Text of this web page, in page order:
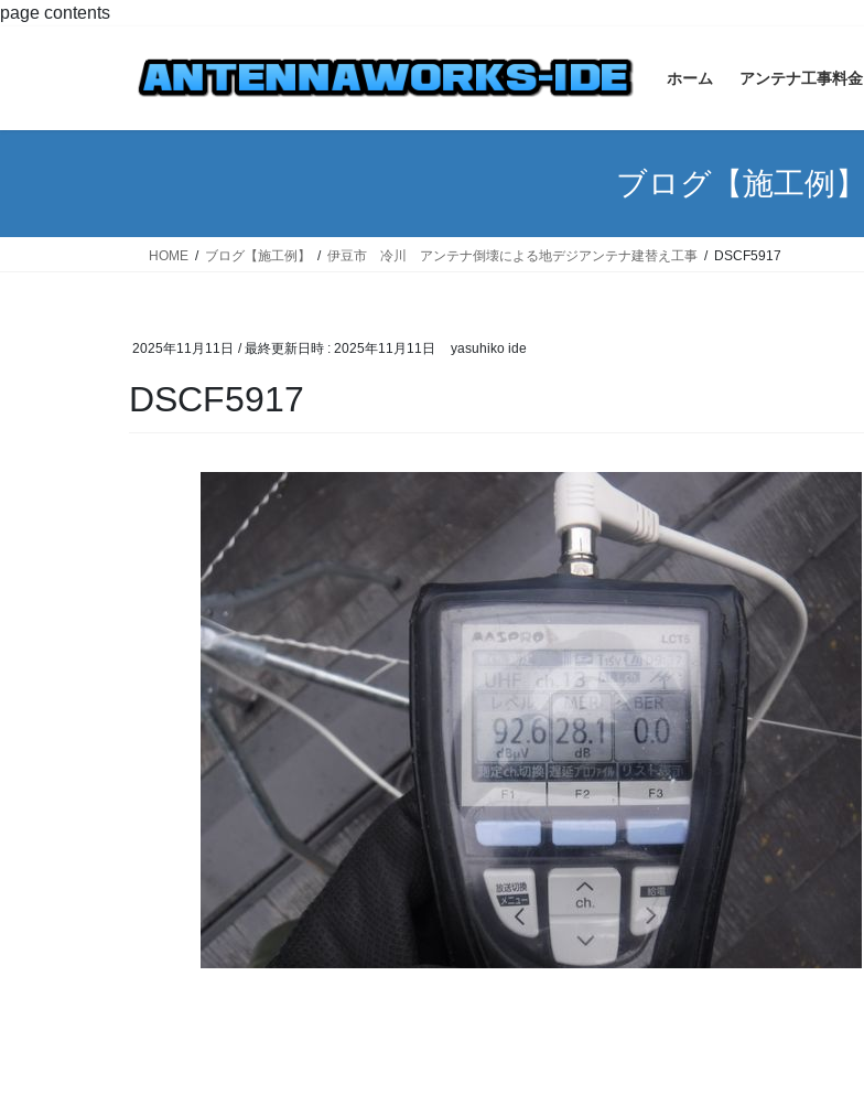
page contentsコ
ナ
ホーム アンテナ工事料金
ブログ【施工例】
HOME ブログ【施工例】 伊豆市 冷川 アンテナ倒壊による地デジアンテナ建替え工事 DSCF5917
2025年11月11日 / 最終更新日時 : 2025年11月11日 yasuhiko ide
DSCF5917